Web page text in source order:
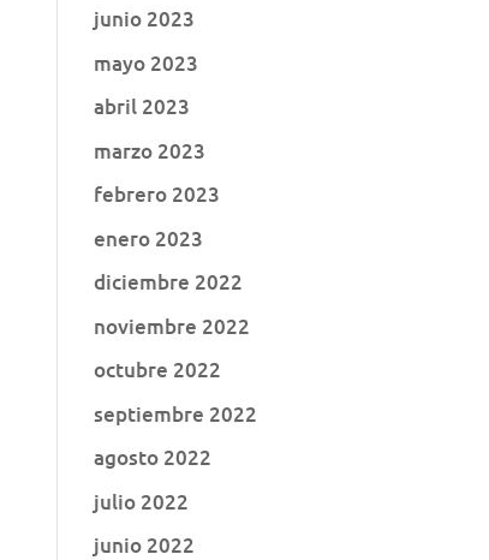
junio 2023
mayo 2023
abril 2023
marzo 2023
febrero 2023
enero 2023
diciembre 2022
noviembre 2022
octubre 2022
septiembre 2022
agosto 2022
julio 2022
junio 2022